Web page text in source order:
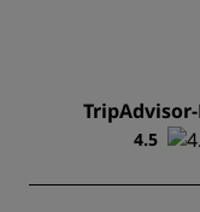
4.5